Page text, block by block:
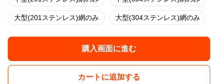
大型(201ステンレス)網のみ 大型(304ステンレス)網のみ
購入画面に進む
カートに追加する